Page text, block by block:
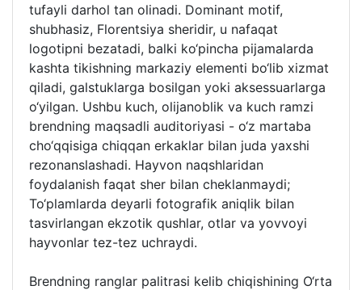
tufayli darhol tan olinadi. Dominant motif,
shubhasiz, Florentsiya sheridir, u nafaqat
logotipni bezatadi, balki ko‘pincha pijamalarda
kashta tikishning markaziy elementi bo‘lib xizmat
qiladi, galstuklarga bosilgan yoki aksessuarlarga
o‘yilgan. Ushbu kuch, olijanoblik va kuch ramzi
brendning maqsadli auditoriyasi - o‘z martaba
cho‘qqisiga chiqqan erkaklar bilan juda yaxshi
rezonanslashadi. Hayvon naqshlaridan
foydalanish faqat sher bilan cheklanmaydi;
To‘plamlarda deyarli fotografik aniqlik bilan
tasvirlangan ekzotik qushlar, otlar va yovvoyi
hayvonlar tez-tez uchraydi.
Brendning ranglar palitrasi kelib chiqishining O‘rta